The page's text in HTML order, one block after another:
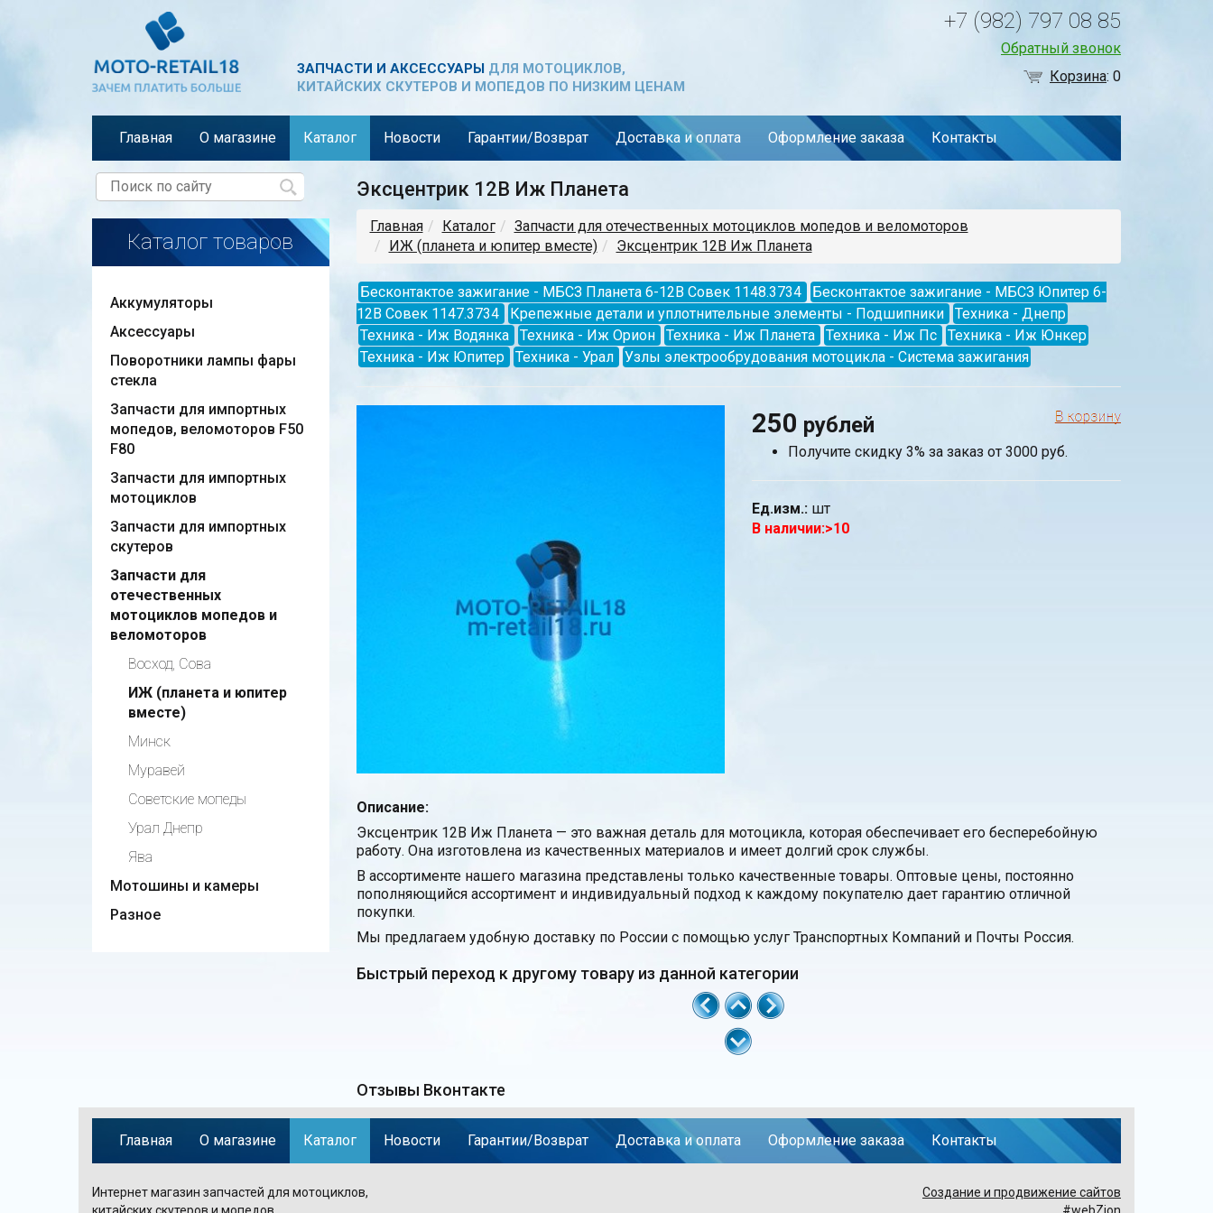
ЗАПЧАСТИ И АКСЕССУАРЫДЛЯ МОТОЦИКЛОВ,
КИТАЙСКИХ СКУТЕРОВ И МОПЕДОВ ПО НИЗКИМ ЦЕНАМ
+7 (982) 797 08 85
Обратный звонок
Корзина: 0
Главная О магазине Каталог Новости Гарантии/Возврат Доставка и оплата Оформление заказа Контакты
Каталог товаров
Аккумуляторы
Аксессуары
Поворотники лампы фары
стекла
Запчасти для импортных
мопедов, веломоторов F50
F80
Запчасти для импортных
мотоциклов
Запчасти для импортных
скутеров
Запчасти для
отечественных
мотоциклов мопедов и
веломоторов
Восход, Сова
ИЖ (планета и юпитер
вместе)
Минск
Муравей
Советские мопеды
Урал Днепр
Ява
Мотошины и камеры
Разное
Эксцентрик 12В Иж Планета
Главная Каталог
Запчасти для отечественных мотоциклов мопедов и веломоторов
ИЖ (планета и юпитер вместе)
Эксцентрик 12В Иж Планета
Бесконтактое зажигание - МБСЗ Планета 6-12В Совек 1148.3734
Бесконтактое зажигание - МБСЗ Юпитер 6-
12В Совек 1147.3734
Крепежные детали и уплотнительные элементы - Подшипники
Техника - Днепр
Техника - Иж Водянка
Техника - Иж Орион Техника - Иж Планета Техника - Иж Пс
Техника - Иж Юнкер
Техника - Иж Юпитер
Техника - Урал Узлы электрообрудования мотоцикла - Система зажигания
250 рублей
Получите скидку 3% за заказ от 3000 руб.
Ед.изм.: шт
В наличии:>10
Описание:
Эксцентрик 12В Иж Планета — это важная деталь для мотоцикла, которая обеспечивает его бесперебойную
работу. Она изготовлена из качественных материалов и имеет долгий срок службы.
В ассортименте нашего магазина представлены только качественные товары. Оптовые цены, постоянно
пополняющийся ассортимент и индивидуальный подход к каждому покупателю дает гарантию отличной
покупки.
Мы предлагаем удобную доставку по России с помощью услуг Транспортных Компаний и Почты Россия.
Быстрый переход к другому товару из данной категории
Отзывы Вконтакте
Главная О магазине Каталог Новости Гарантии/Возврат Доставка и оплата Оформление заказа Контакты
Интернет магазин запчастей для мотоциклов,
Создание и продвижение сайтов